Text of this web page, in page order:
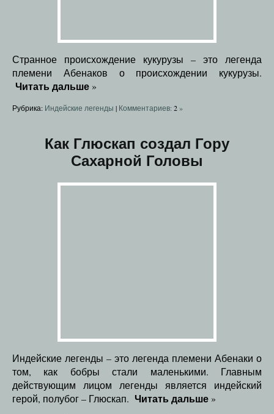
Странное происхождение кукурузы – это легенда
племени Абенаков о происхождении кукурузы.
Читать дальше »
Рубрика: Индейские легенды | Комментариев: 2»
Как Глюскап создал Гору
Сахарной Головы
Индейские легенды – это легенда племени Абенаки о
том, как бобры стали маленькими. Главным
действующим лицом легенды является индейский
герой, полубог – Глюскап. Читать дальше »